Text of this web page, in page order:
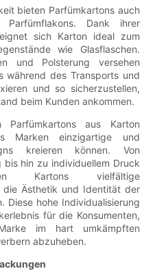
bieten Parfümkartons auch
Dank ihrer
sich Karton ideal zum
wie Glasflaschen.
und Polsterung versehen
während des Transports und
und so sicherzustellen,
beim Kunden ankommen.
Parfümkartons aus Karton
Marken einzigartige und
kreieren können. Von
bis hin zu individuellem Druck
Kartons vielfältige
die Ästhetik und Identität der
Diese hohe Individualisierung
für die Konsumenten,
im hart umkämpften
abzuheben.